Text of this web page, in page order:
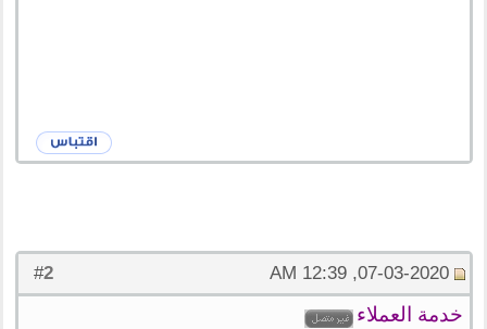
#
2 07-03-2020, 12:39 AM
خدمة العملاء